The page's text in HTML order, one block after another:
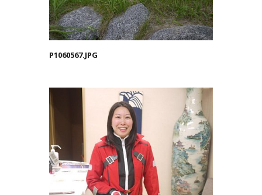
P1060567.JPG